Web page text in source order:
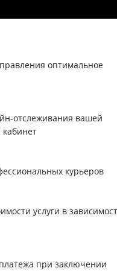
оптимальное
отслеживания вашей
курьеров
услуги в
при заключении